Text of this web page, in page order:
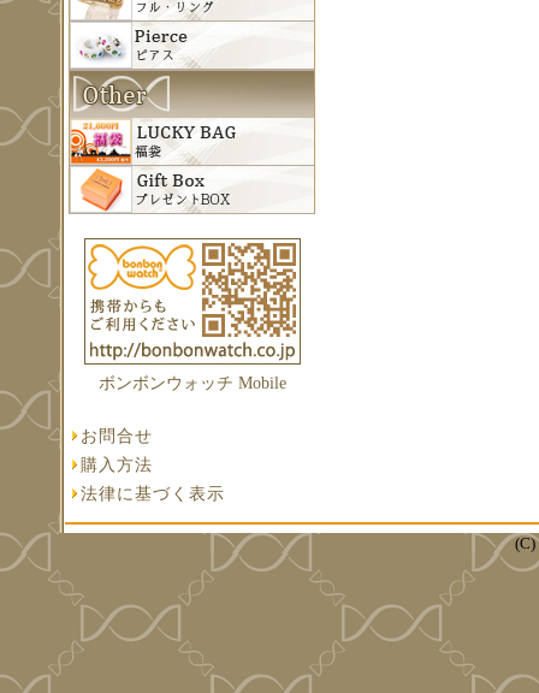
ボンボンウォッチ Mobile
お問合せ
購入方法
法律に基づく表示